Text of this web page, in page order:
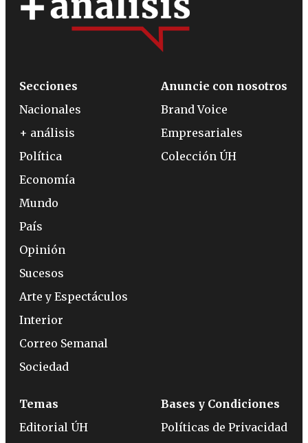
Secciones
Nacionales
+ análisis
Política
Economía
Mundo
País
Opinión
Sucesos
Arte y Espectáculos
Interior
Correo Semanal
Sociedad
Anuncie con nosotros
Brand Voice
Empresariales
Colección ÚH
Temas
Editorial ÚH
Bases y Condiciones
Políticas de Privacidad